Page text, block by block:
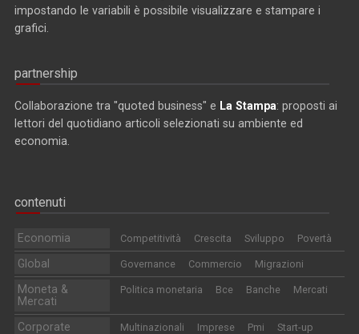
impostando le variabili è possibile visualizzare e stampare i
grafici.
partnership
Collaborazione tra "quoted business" e La Stampa: proposti ai
lettori del quotidiano articoli selezionati su ambiente ed
economia.
contenuti
Economia Competitività Crescita Sviluppo Povertà
Global Governance Commercio Migrazioni
Moneta &
Mercati
Politica monetaria Bce Banche Mercati
Corporate Multinazionali Imprese Pmi Start-up